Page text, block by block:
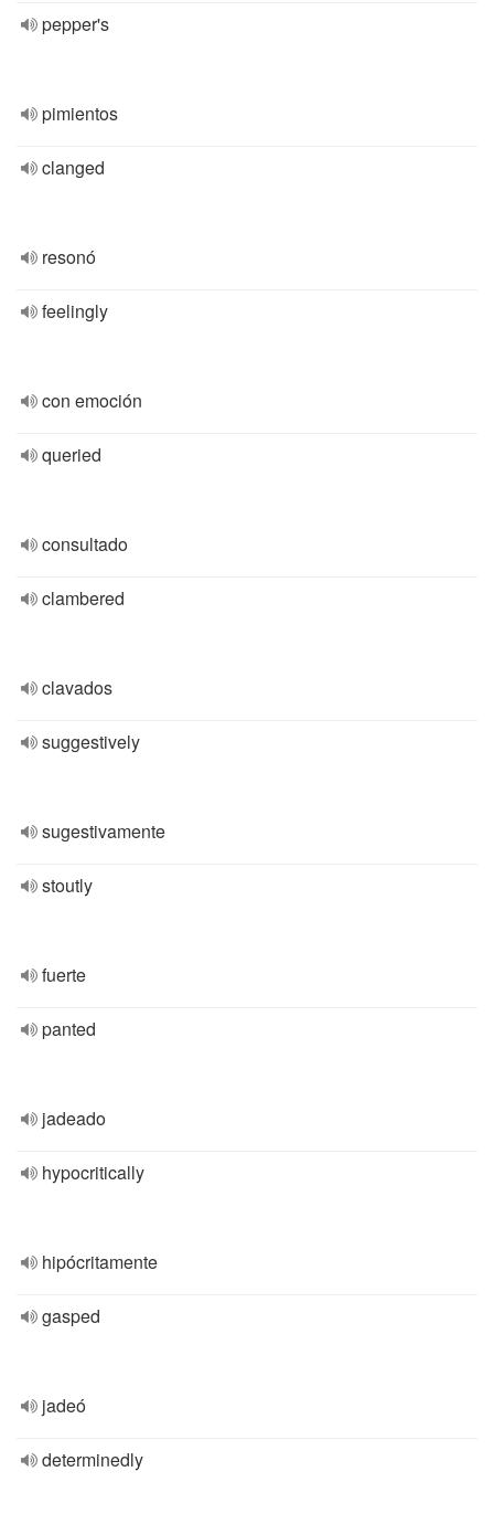
pepper's
pimientos
clanged
resonó
feelingly
con emoción
queried
consultado
clambered
clavados
suggestively
sugestivamente
stoutly
fuerte
panted
jadeado
hypocritically
hipócritamente
gasped
jadeó
determinedly